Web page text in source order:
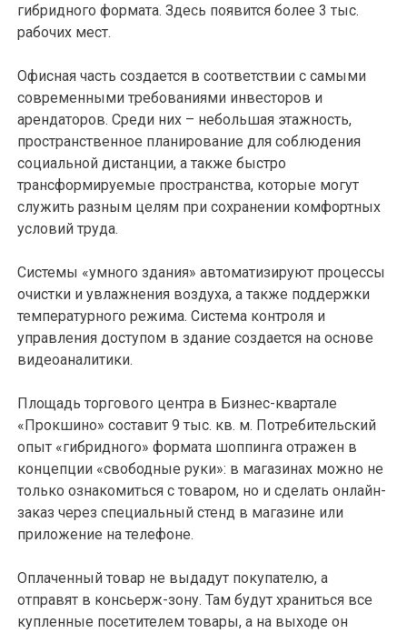
гибридного формата. Здесь появится более 3 тыс.
рабочих мест.
Офисная часть создается в соответствии с самыми
современными требованиями инвесторов и
арендаторов. Среди них – небольшая этажность,
пространственное планирование для соблюдения
социальной дистанции, а также быстро
трансформируемые пространства, которые могут
служить разным целям при сохранении комфортных
условий труда.
Системы «умного здания» автоматизируют процессы
очистки и увлажнения воздуха, а также поддержки
температурного режима. Система контроля и
управления доступом в здание создается на основе
видеоаналитики.
Площадь торгового центра в Бизнес-квартале
«Прокшино» составит 9 тыс. кв. м. Потребительский
опыт «гибридного» формата шоппинга отражен в
концепции «свободные руки»: в магазинах можно не
только ознакомиться с товаром, но и сделать онлайн-
заказ через специальный стенд в магазине или
приложение на телефоне.
Оплаченный товар не выдадут покупателю, а
отправят в консьерж-зону. Там будут храниться все
купленные посетителем товары, а на выходе он